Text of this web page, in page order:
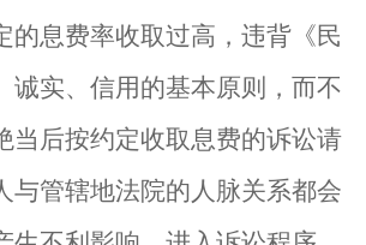
的息费率收取过高，违背《民
诚实、信用的基本原则，而不
当后按约定收取息费的诉讼请
与管辖地法院的人脉关系都会